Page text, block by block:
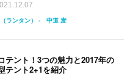
ランタン） - 中道 麦
テント！3つの魅力と2017年の
テント2+1を紹介